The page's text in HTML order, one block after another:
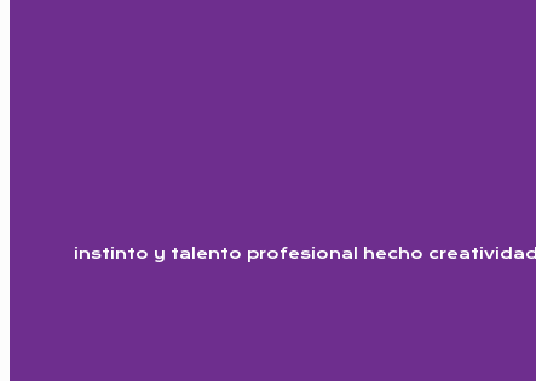
instinto y talento profesional hecho creatividad